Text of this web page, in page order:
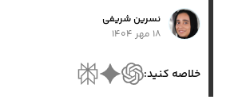
نسرین شریفی
۱۸ مهر ۱۴۰۴
خلاصه کنید: